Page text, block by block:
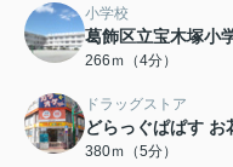
小学校
葛飾区立宝木塚小
266ｍ（4分）
ドラッグストア
どらっぐぱぱす お
380ｍ（5分）